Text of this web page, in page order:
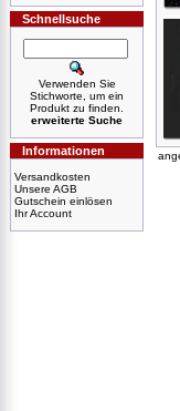
Schnellsuche
Verwenden Sie
Stichworte, um ein
Produkt zu finden.
erweiterte Suche
Informationen
Versandkosten
Unsere AGB
Gutschein einlösen
Ihr Account